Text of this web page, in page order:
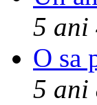
5 ani
O sa
5 ani